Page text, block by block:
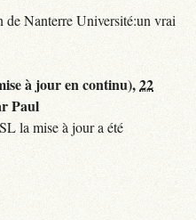
de Nanterre Université:un vrai
à jour en continu),22
Paul
la mise à jour a été